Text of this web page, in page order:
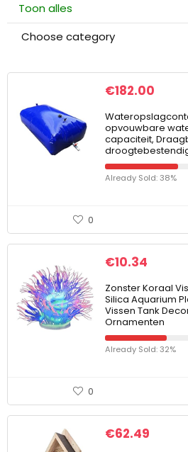
Toon alles
Choose category
€182.00
opvouwbare
capaciteit,
Already Sold: 38%
0
€10.34
Zonster Koraal
Silica Aquarium
Vissen Tank
Ornamenten
Already Sold: 32%
0
€62.49